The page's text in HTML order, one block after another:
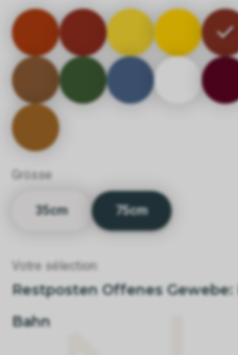
Grösse
35cm 75cm
Votre sélection:
Restposten Offenes Gewebe:
Bahn